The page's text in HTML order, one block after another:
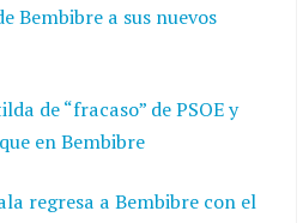
Bembibre a sus nuevos
de “fracaso” de PSOE y
en Bembibre
regresa a Bembibre con el